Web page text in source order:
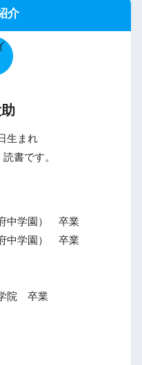
介
生まれ
書です。
中学園） 卒業
中学園） 卒業
院 卒業